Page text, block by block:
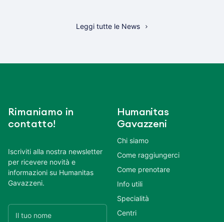
Leggi tutte le News
Rimaniamo in
contatto!
Iscriviti alla nostra newsletter
per ricevere novità e
informazioni su Humanitas
Gavazzeni.
Humanitas
Gavazzeni
Chi siamo
Come raggiungerci
Come prenotare
Info utili
Specialità
Centri